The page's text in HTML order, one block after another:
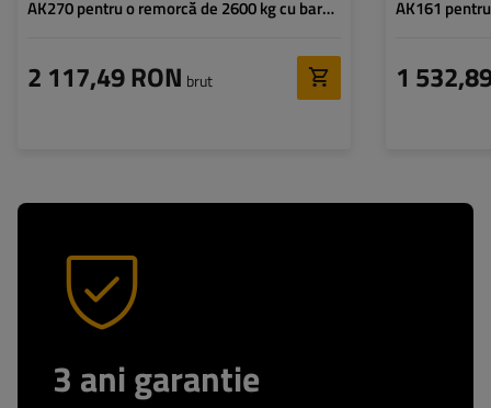
AK270 pentru o remorcă de 2600 kg cu bară
2 117,49 RON brut
AK161
1
3 ani garantie